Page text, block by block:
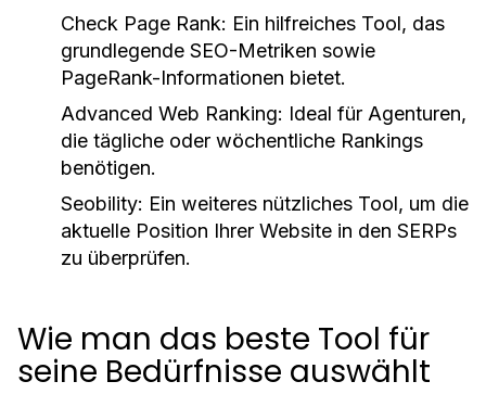
Check Page Rank: Ein hilfreiches Tool, das
grundlegende SEO-Metriken sowie
PageRank-Informationen bietet.
Advanced Web Ranking: Ideal für Agenturen,
die tägliche oder wöchentliche Rankings
benötigen.
Seobility: Ein weiteres nützliches Tool, um die
aktuelle Position Ihrer Website in den SERPs
zu überprüfen.
Wie man das beste Tool für
seine Bedürfnisse auswählt